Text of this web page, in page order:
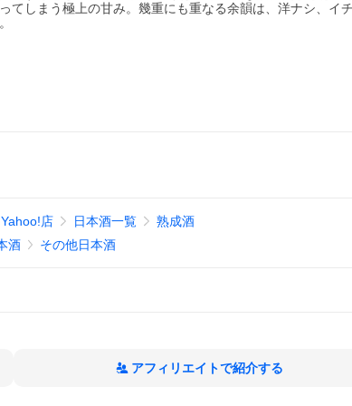
しまう極上の甘み。幾重にも重なる余韻は、洋ナシ、イ
店 日本酒一覧
熟成酒
酒 その他日本酒
アフィリエイトで紹介する